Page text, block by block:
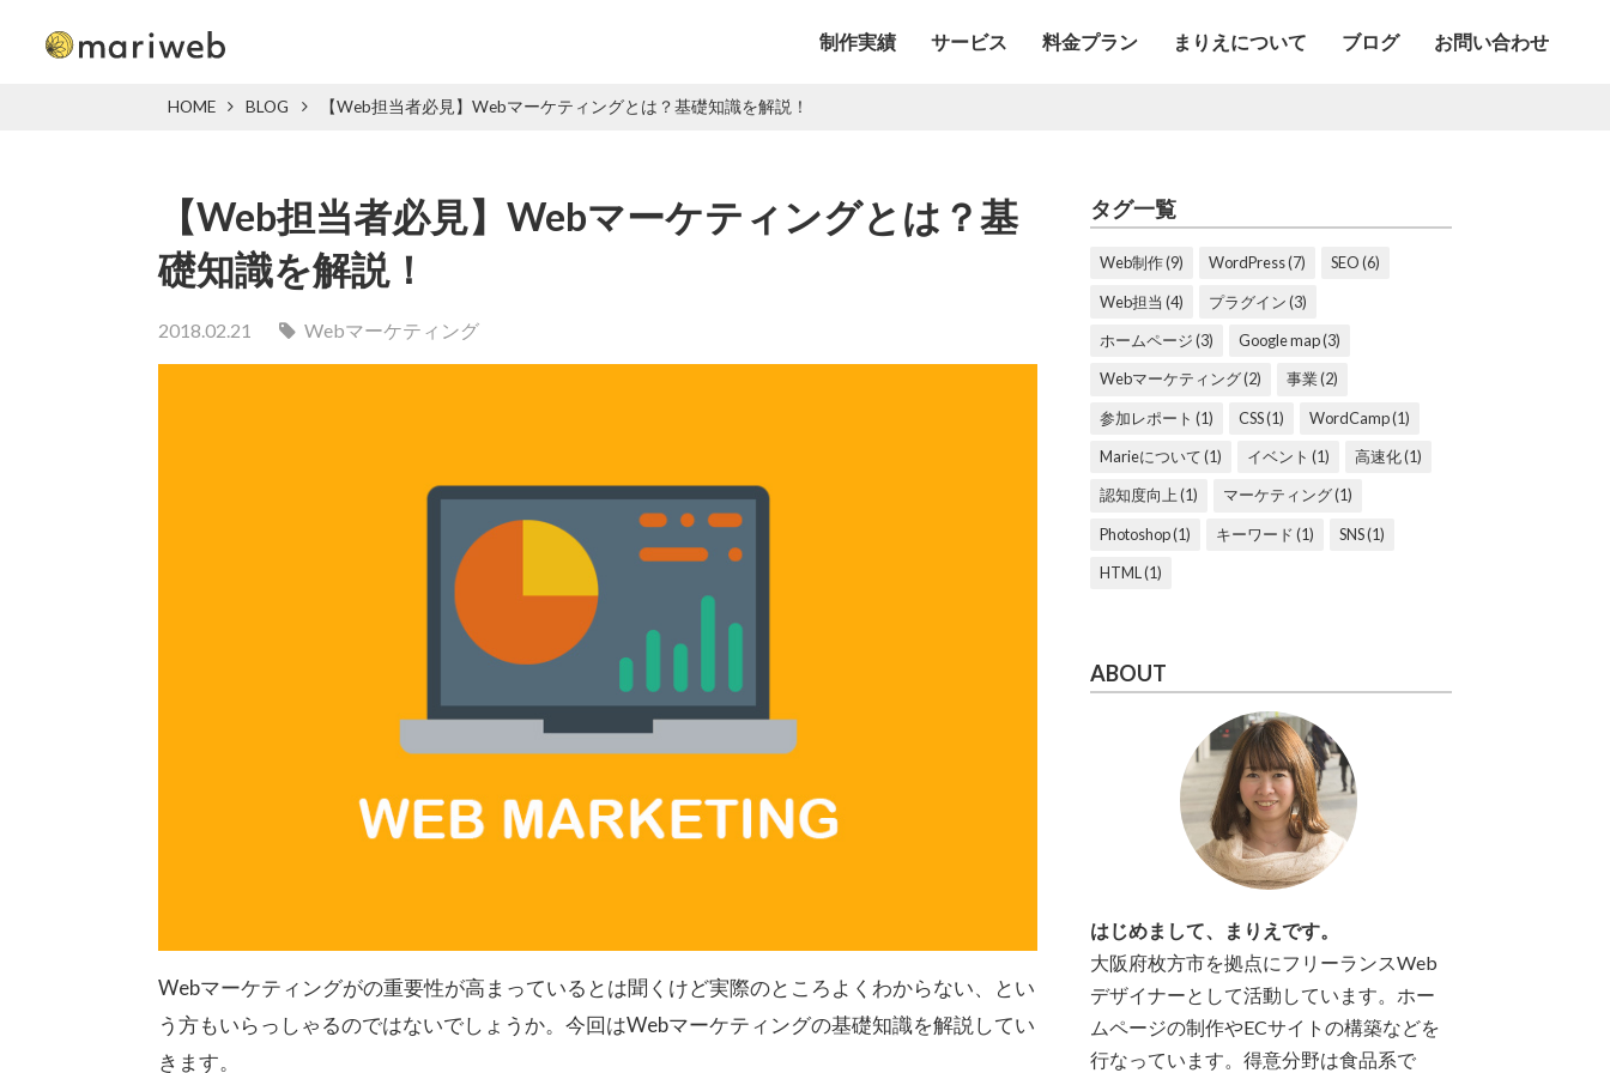
制作実績 サービス 料金プラン まりえについて ブログ お問い合わせ
HOME BLOG 【Web担当者必見】Webマーケティングとは？基礎知識を解説！
【Web担当者必見】Webマーケティングとは？基
礎知識を解説！
2018.02.21 Webマーケティング
Webマーケティングがの重要性が高まっているとは聞くけど実際のところよくわからない、とい
う方もいらっしゃるのではないでしょうか。今回はWebマーケティングの基礎知識を解説してい
きます。
タグ一覧
Web制作 (9) WordPress (7) SEO (6)
Web担当 (4) プラグイン (3)
ホームページ (3) Google map (3)
Webマーケティング (2) 事業 (2)
参加レポート (1) CSS (1) WordCamp (1)
Marieについて (1) イベント (1) 高速化 (1)
認知度向上 (1) マーケティング (1)
Photoshop (1) キーワード (1) SNS (1)
HTML (1)
ABOUT
はじめまして、まりえです。
大阪府枚方市を拠点にフリーランスWeb
デザイナーとして活動しています。ホー
ムページの制作やECサイトの構築などを
行なっています。得意分野は食品系で